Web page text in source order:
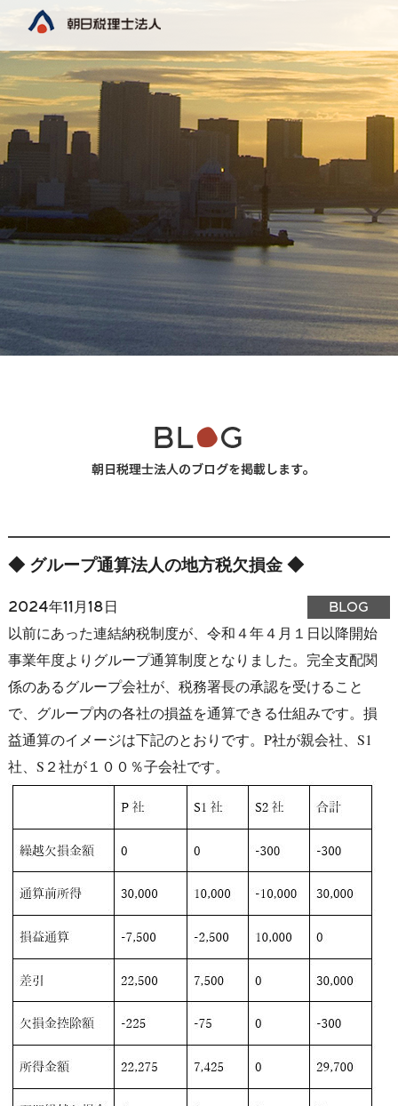
COMPANY
会社概要
SERVICES
業務内容
RECRUIT
採用情報
◆ グループ通算法人の地方税欠損金 ◆
2024年11月18日 BLOG
以前にあった連結納税制度が、令和４年４月１日以降開始
事業年度よりグループ通算制度となりました。完全支配関
係のあるグループ会社が、税務署長の承認を受けること
で、グループ内の各社の損益を通算できる仕組みです。損
益通算のイメージは下記のとおりです。P社が親会社、S1
社、S２社が１００％子会社です。